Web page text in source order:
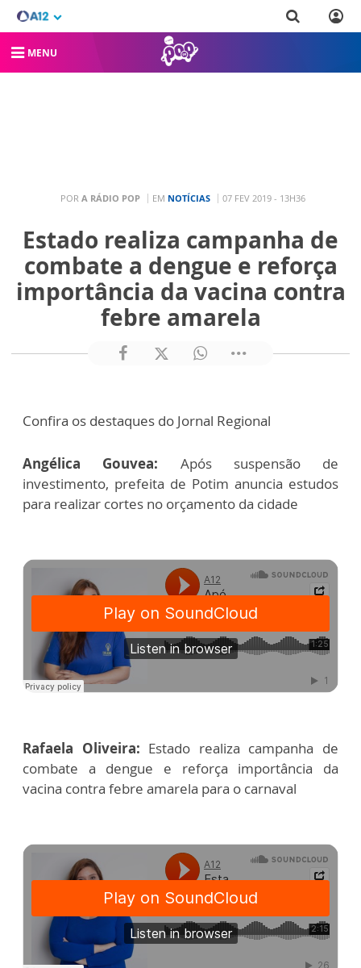
MENU
POR A RÁDIO POP EM NOTÍCIAS 07 FEV 2019 - 13H36
Estado realiza campanha de
combate a dengue e reforça
importância da vacina contra
febre amarela
Confira os destaques do Jornal Regional
Angélica Gouvea: Após suspensão de
investimento, prefeita de Potim anuncia estudos
para realizar cortes no orçamento da cidade
Rafaela Oliveira: Estado realiza campanha de
combate a dengue e reforça importância da
vacina contra febre amarela para o carnaval